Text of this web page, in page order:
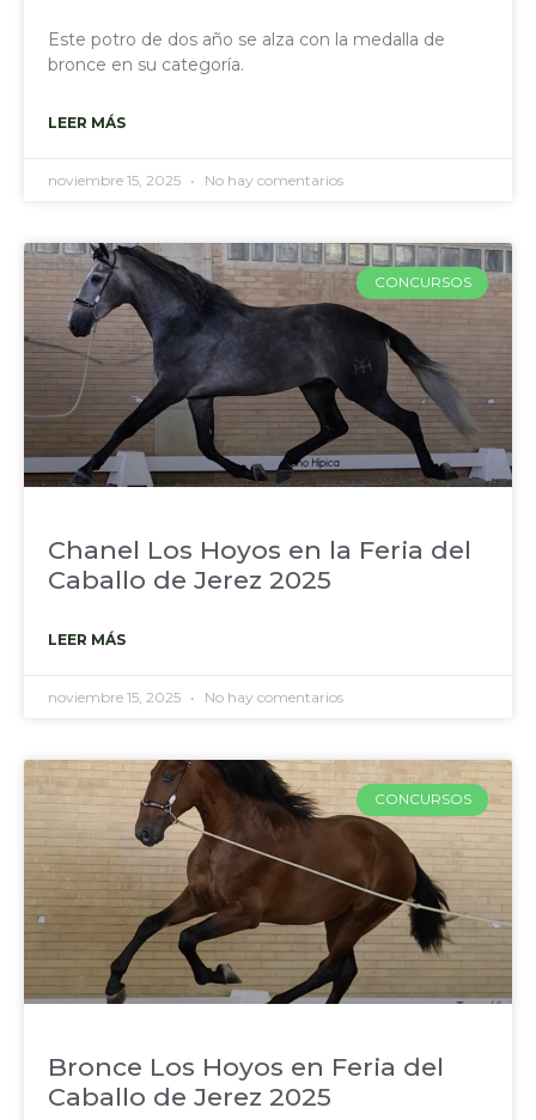
Este potro de dos año se alza con la medalla de
bronce en su categoría.
LEER MÁS
noviembre 15, 2025 No hay comentarios
CONCURSOS
Chanel Los Hoyos en la Feria del
Caballo de Jerez 2025
LEER MÁS
noviembre 15, 2025 No hay comentarios
CONCURSOS
Bronce Los Hoyos en Feria del
Caballo de Jerez 2025